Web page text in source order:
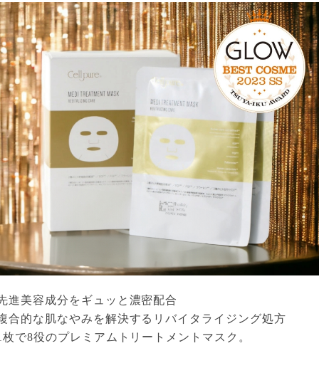
進美容成分をギュッと濃密配合
合的な肌なやみを解決するリバイタライジング処方
枚で8役のプレミアムトリートメントマスク。